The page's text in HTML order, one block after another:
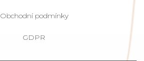
Obchodní podmínky
GDPR